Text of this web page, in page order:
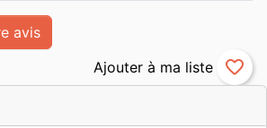
avis
favorite_border